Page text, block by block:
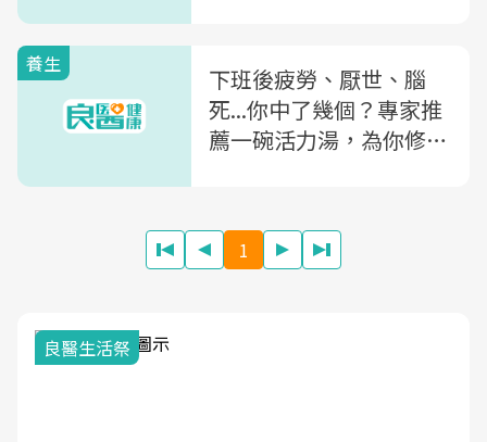
養生
下班後疲勞、厭世、腦
死...你中了幾個？專家推
薦一碗活力湯，為你修補
1
良醫生活祭